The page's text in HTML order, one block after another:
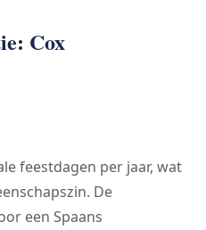
Cox
feestdagen per jaar, wat
De
een Spaans